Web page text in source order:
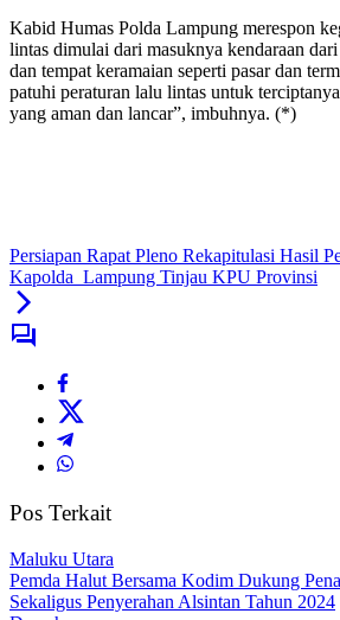
Kabid Humas Polda Lampung merespon
lintas dimulai dari masuknya kendaraan
dan tempat keramaian seperti pasar dan
patuhi peraturan lalu lintas untuk
yang aman dan lancar”, imbuhnya. (*)
Persiapan Rapat Pleno Rekapitulasi Hasil
Kapolda Lampung Tinjau KPU Provinsi
Pos Terkait
Maluku Utara
Pemda Halut Bersama Kodim Dukung
Sekaligus Penyerahan Alsintan Tahun 2024